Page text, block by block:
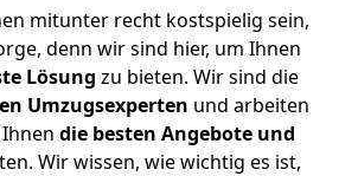
mitunter recht kostspielig sein,
denn wir sind hier, um Ihnen
Lösung zu bieten. Wir sind die
Umzugsexperten und arbeiten
die besten Angebote und
Wir wissen, wie wichtig es ist,